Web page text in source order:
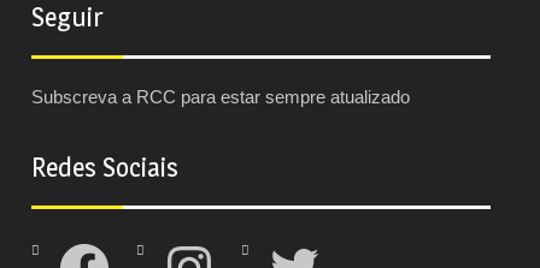
Seguir
Subscreva a RCC para estar sempre atualizado
Redes Sociais
Facebook Instagram Twitter